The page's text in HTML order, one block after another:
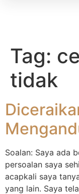
Tag:
tidak
Soalan: Saya ada
persoalan saya
acapkali saya
yang lain. Saya